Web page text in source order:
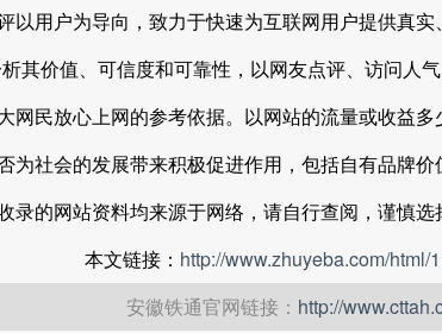
以用户为导向，致力于快速为互联网用户提供真
其价值、可信度和可靠性，以网友点评、访问人
网民放心上网的参考依据。以网站的流量或收益
为社会的发展带来积极促进作用，包括自有品牌
录的网站资料均来源于网络，请自行查阅，谨慎选
本文链接： http://www.zhuyeba.com/html/
安徽铁通官网链接： http://